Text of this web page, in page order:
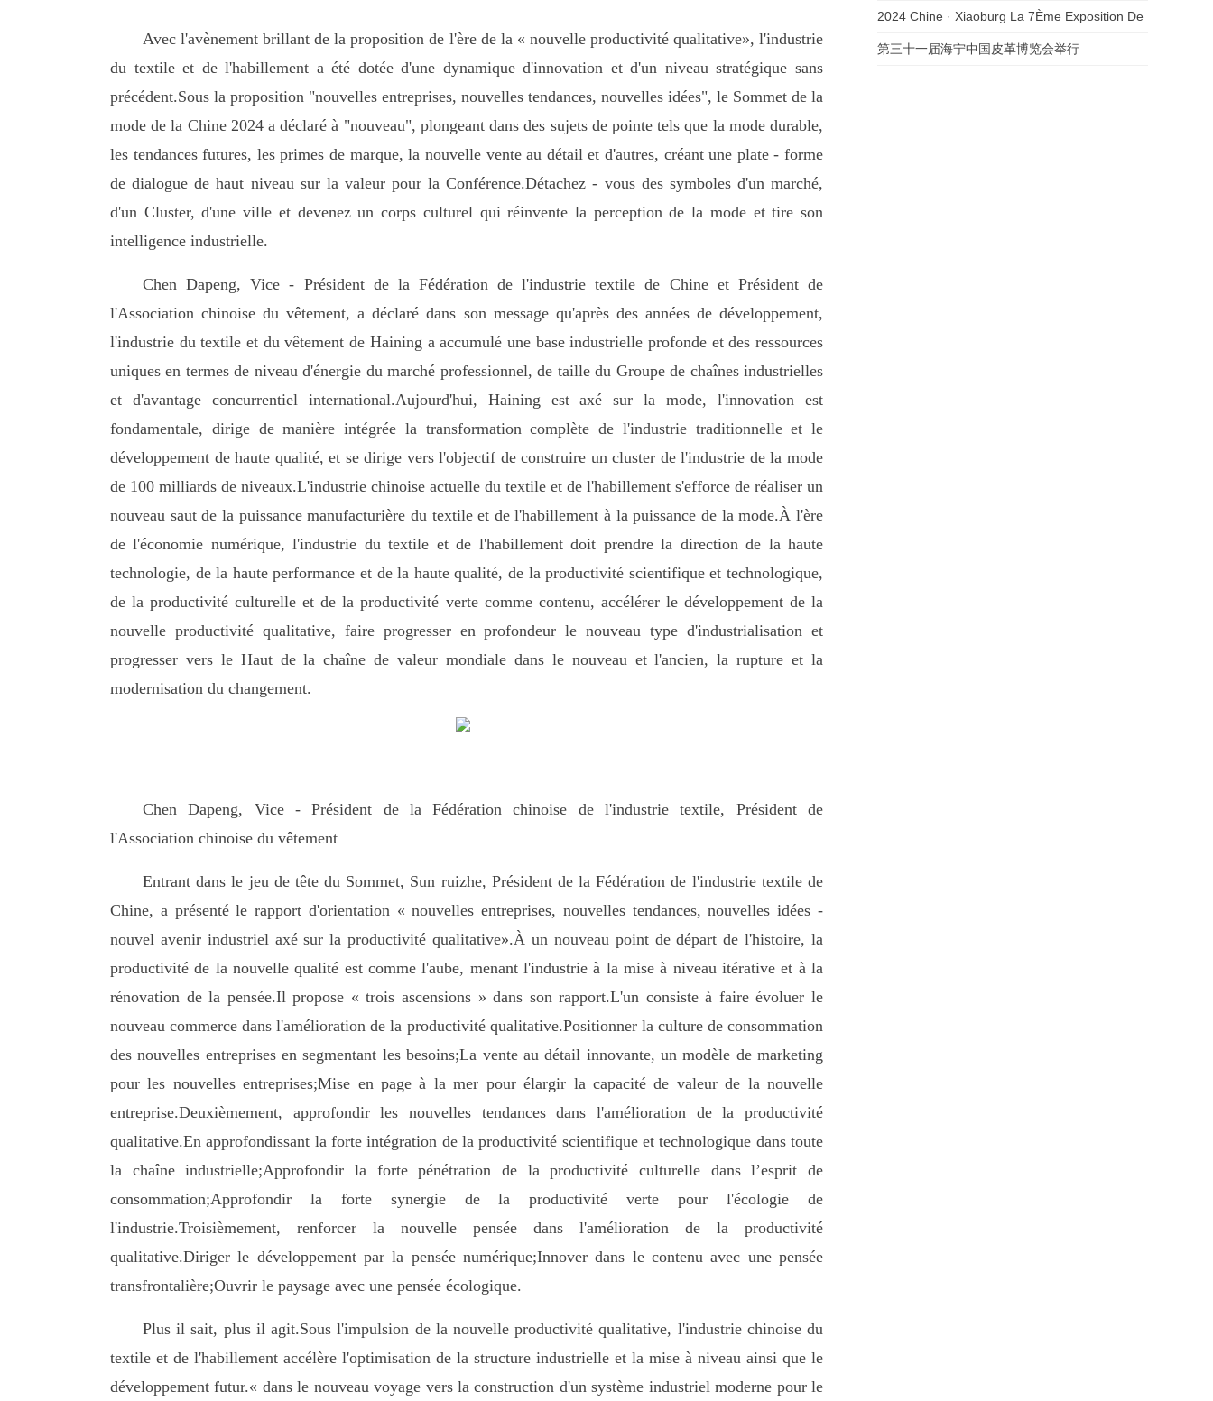
Avec l'avènement brillant de la proposition de l'ère de la « nouvelle productivité qualitative», l'industrie
du textile et de l'habillement a été dotée d'une dynamique d'innovation et d'un niveau stratégique sans
précédent.Sous la proposition "nouvelles entreprises, nouvelles tendances, nouvelles idées", le Sommet de la
mode de la Chine 2024 a déclaré à "nouveau", plongeant dans des sujets de pointe tels que la mode durable,
les tendances futures, les primes de marque, la nouvelle vente au détail et d'autres, créant une plate - forme
de dialogue de haut niveau sur la valeur pour la Conférence.Détachez - vous des symboles d'un marché,
d'un Cluster, d'une ville et devenez un corps culturel qui réinvente la perception de la mode et tire son
intelligence industrielle.
Chen Dapeng, Vice - Président de la Fédération de l'industrie textile de Chine et Président de
l'Association chinoise du vêtement, a déclaré dans son message qu'après des années de développement,
l'industrie du textile et du vêtement de Haining a accumulé une base industrielle profonde et des ressources
uniques en termes de niveau d'énergie du marché professionnel, de taille du Groupe de chaînes industrielles
et d'avantage concurrentiel international.Aujourd'hui, Haining est axé sur la mode, l'innovation est
fondamentale, dirige de manière intégrée la transformation complète de l'industrie traditionnelle et le
développement de haute qualité, et se dirige vers l'objectif de construire un cluster de l'industrie de la mode
de 100 milliards de niveaux.L'industrie chinoise actuelle du textile et de l'habillement s'efforce de réaliser un
nouveau saut de la puissance manufacturière du textile et de l'habillement à la puissance de la mode.À l'ère
de l'économie numérique, l'industrie du textile et de l'habillement doit prendre la direction de la haute
technologie, de la haute performance et de la haute qualité, de la productivité scientifique et technologique,
de la productivité culturelle et de la productivité verte comme contenu, accélérer le développement de la
nouvelle productivité qualitative, faire progresser en profondeur le nouveau type d'industrialisation et
progresser vers le Haut de la chaîne de valeur mondiale dans le nouveau et l'ancien, la rupture et la
modernisation du changement.
Chen Dapeng, Vice - Président de la Fédération chinoise de l'industrie textile, Président de
l'Association chinoise du vêtement
Entrant dans le jeu de tête du Sommet, Sun ruizhe, Président de la Fédération de l'industrie textile de
Chine, a présenté le rapport d'orientation « nouvelles entreprises, nouvelles tendances, nouvelles idées -
nouvel avenir industriel axé sur la productivité qualitative».À un nouveau point de départ de l'histoire, la
productivité de la nouvelle qualité est comme l'aube, menant l'industrie à la mise à niveau itérative et à la
rénovation de la pensée.Il propose « trois ascensions » dans son rapport.L'un consiste à faire évoluer le
nouveau commerce dans l'amélioration de la productivité qualitative.Positionner la culture de consommation
des nouvelles entreprises en segmentant les besoins;La vente au détail innovante, un modèle de marketing
pour les nouvelles entreprises;Mise en page à la mer pour élargir la capacité de valeur de la nouvelle
entreprise.Deuxièmement, approfondir les nouvelles tendances dans l'amélioration de la productivité
qualitative.En approfondissant la forte intégration de la productivité scientifique et technologique dans toute
la chaîne industrielle;Approfondir la forte pénétration de la productivité culturelle dans l’esprit de
consommation;Approfondir la forte synergie de la productivité verte pour l'écologie de
l'industrie.Troisièmement, renforcer la nouvelle pensée dans l'amélioration de la productivité
qualitative.Diriger le développement par la pensée numérique;Innover dans le contenu avec une pensée
transfrontalière;Ouvrir le paysage avec une pensée écologique.
Plus il sait, plus il agit.Sous l'impulsion de la nouvelle productivité qualitative, l'industrie chinoise du
textile et de l'habillement accélère l'optimisation de la structure industrielle et la mise à niveau ainsi que le
développement futur.« dans le nouveau voyage vers la construction d'un système industriel moderne pour le
2024 Chine · Xiaoburg La 7Ème Exposition De
Tissus Se Tient En Grande Pompe
第三十一届海宁中国皮革博览会举行